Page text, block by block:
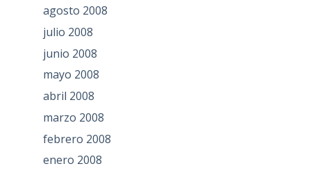
agosto 2008
julio 2008
junio 2008
mayo 2008
abril 2008
marzo 2008
febrero 2008
enero 2008